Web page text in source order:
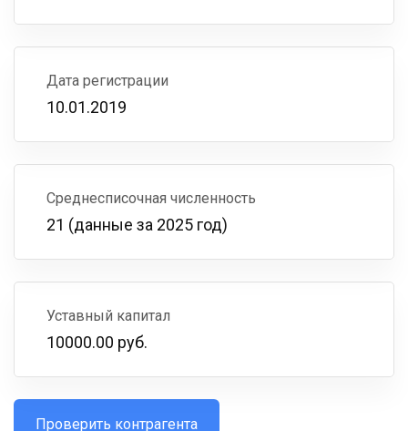
Дата регистрации
10.01.2019
Среднесписочная численность
21 (данные за 2025 год)
Уставный капитал
10000.00 руб.
Проверить контрагента